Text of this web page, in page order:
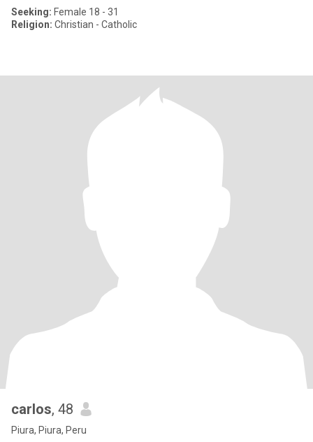
Seeking: Female 18 - 31
Religion: Christian - Catholic
carlos, 48
Piura, Piura, Peru